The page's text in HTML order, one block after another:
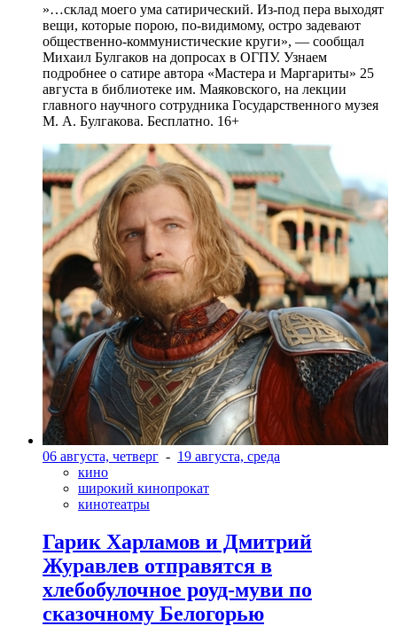
»…склад моего ума сатирический. Из-под пера выходят
вещи, которые порою, по-видимому, остро задевают
общественно-коммунистические круги», — сообщал
Михаил Булгаков на допросах в ОГПУ. Узнаем
подробнее о сатире автора «Мастера и Маргариты» 25
августа в библиотеке им. Маяковского, на лекции
главного научного сотрудника Государственного музея
М. А. Булгакова. Бесплатно. 16+
06 августа, четверг - 19 августа, среда
кино
широкий кинопрокат
кинотеатры
Гарик Харламов и Дмитрий
Журавлев отправятся в
хлебобулочное роуд-муви по
сказочному Белогорью